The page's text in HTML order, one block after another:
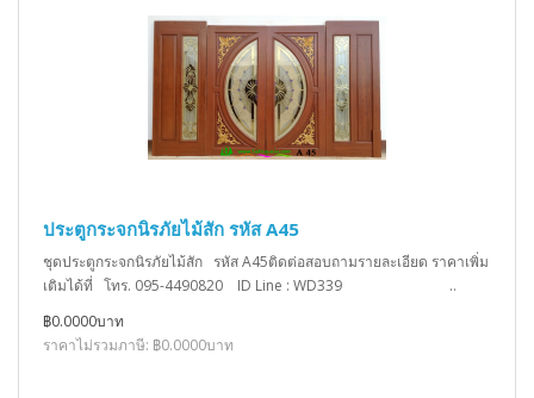
ประตูกระจกนิรภัยไม้สัก รหัส A45
ชุดประตูกระจกนิรภัยไม้สัก รหัส A45ติดต่อสอบถามรายละเอียด ราคาเพิ่ม
เติมได้ที่ โทร. 095-4490820 ID Line : WD339 ..
฿0.0000บาท
ราคาไม่รวมภาษี: ฿0.0000บาท